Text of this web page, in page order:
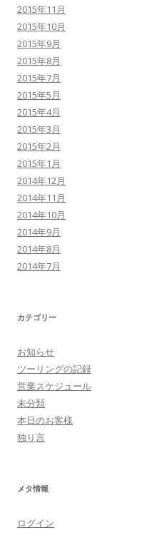
2015年11月
2015年10月
2015年9月
2015年8月
2015年7月
2015年5月
2015年4月
2015年3月
2015年2月
2015年1月
2014年12月
2014年11月
2014年10月
2014年9月
2014年8月
2014年7月
カテゴリー
お知らせ
ツーリングの記録
営業スケジュール
未分類
本日のお客様
独り言
メタ情報
ログイン